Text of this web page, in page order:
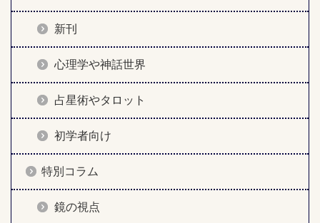
新刊
心理学や神話世界
占星術やタロット
初学者向け
特別コラム
鏡の視点